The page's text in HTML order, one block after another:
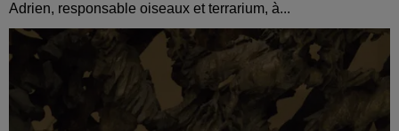
Adrien, responsable oiseaux et terrarium, à...